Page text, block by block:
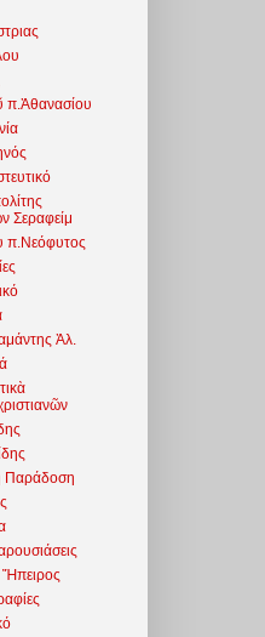
π.Ἀθανασίου
Σεραφείμ
π.Νεόφυτος
Ἀλ.
Παράδοση
Ἤπειρος